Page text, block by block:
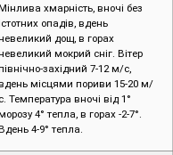
хмарність, вночі без
опадів, вдень
дощ, в горах
мокрий сніг. Вітер
західний 7-12 м/с,
місцями пориви 15-20 м/
с. Температура вночі від 1°
4° тепла, в горах -2-7°.
4-9° тепла.